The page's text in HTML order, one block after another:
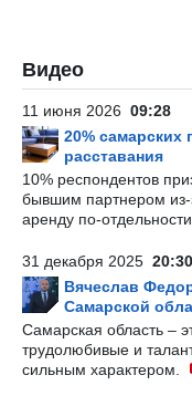
Видео
11 июня 2026 09:28
20% самарских
расставания
10% респондентов
бывшим партнером из-
аренду по-отдельности.
31 декабря 2025 20:30
Вячеслав
Самарской
Самарская область –
трудолюбивые и
сильным характером.